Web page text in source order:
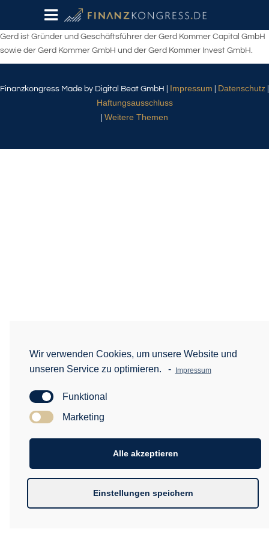
Gerd ist Gründer und Geschäftsführer der Gerd Kommer Capital GmbH
sowie der Gerd Kommer GmbH und der Gerd Kommer Invest GmbH.
Finanzkongress Made by Digital Beat GmbH | Impressum Datenschutz
Haftungsausschluss
Weitere Themen
Wir verwenden Cookies, um unsere Website und
unseren Service zu optimieren.
- Impressum
Funktional
Marketing
Alle akzeptieren
Einstellungen speichern